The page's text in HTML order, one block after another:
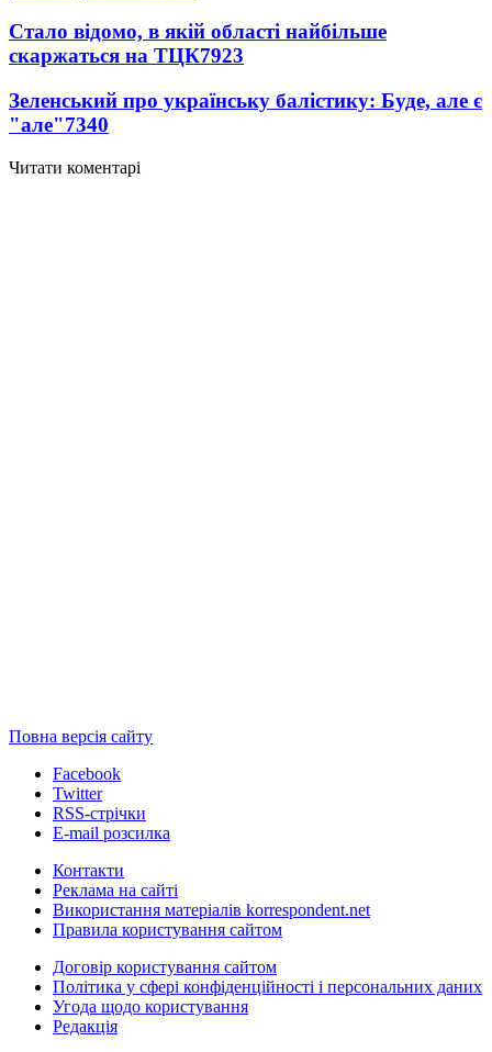
Стало відомо, в якій області найбільше
скаржаться на ТЦК7923
Зеленський про українську балістику: Буде, але є
"але"7340
Читати коментарі
Повна версія сайту
Facebook
Twitter
RSS-стрічки
E-mail розсилка
Контакти
Реклама на сайті
Використання матеріалів korrespondent.net
Правила користування сайтом
Договір користування сайтом
Політика у сфері конфіденційності і персональних даних
Угода щодо користування
Редакція